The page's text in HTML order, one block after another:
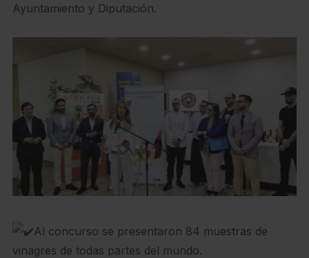
Ayuntamiento y Diputación.
Al concurso se presentaron 84 muestras de
vinagres de todas partes del mundo.